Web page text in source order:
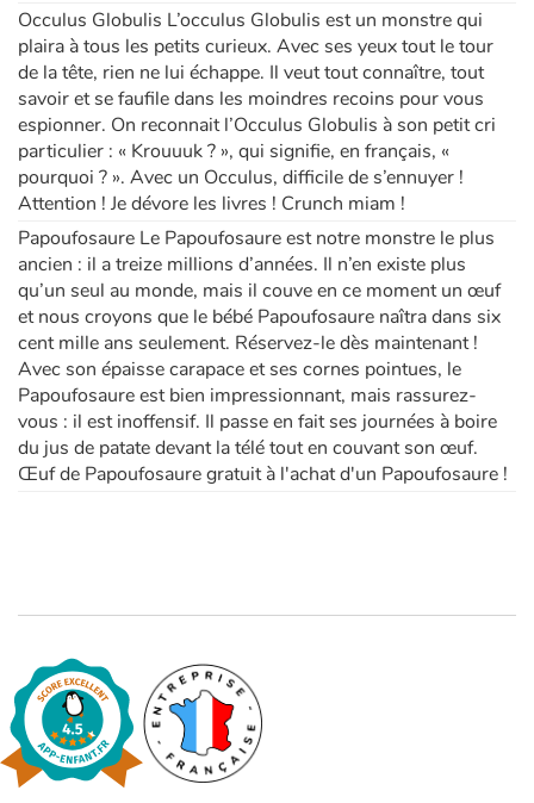
Occulus Globulis L’occulus Globulis est un monstre qui
plaira à tous les petits curieux. Avec ses yeux tout le tour
de la tête, rien ne lui échappe. Il veut tout connaître, tout
savoir et se faufile dans les moindres recoins pour vous
espionner. On reconnait l’Occulus Globulis à son petit cri
particulier : « Krouuuk ? », qui signifie, en français, «
pourquoi ? ». Avec un Occulus, difficile de s’ennuyer !
Attention ! Je dévore les livres ! Crunch miam !
Papoufosaure Le Papoufosaure est notre monstre le plus
ancien : il a treize millions d’années. Il n’en existe plus
qu’un seul au monde, mais il couve en ce moment un œuf
et nous croyons que le bébé Papoufosaure naîtra dans six
cent mille ans seulement. Réservez-le dès maintenant !
Avec son épaisse carapace et ses cornes pointues, le
Papoufosaure est bien impressionnant, mais rassurez-
vous : il est inoffensif. Il passe en fait ses journées à boire
du jus de patate devant la télé tout en couvant son œuf.
Œuf de Papoufosaure gratuit à l'achat d'un Papoufosaure !